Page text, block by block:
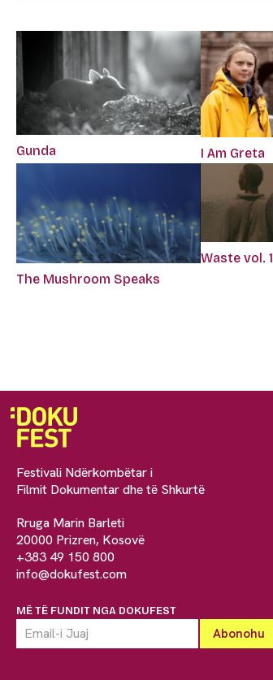
Gunda I Am Greta
The Mushroom Speaks
Waste vol. 1
Festivali Ndërkombëtar i
Filmit Dokumentar dhe të Shkurtë
Rruga Marin Barleti
20000 Prizren, Kosovë
+383 49 150 800
info@dokufest.com
MË TË FUNDIT NGA DOKUFEST